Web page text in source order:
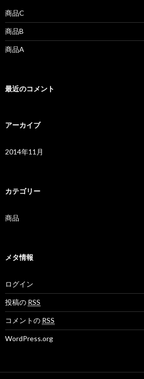
ョ
ン
商品C
商品B
商品A
最近のコメント
アーカイブ
2014年11月
カテゴリー
商品
メタ情報
ログイン
投稿の RSS
コメントの RSS
WordPress.org